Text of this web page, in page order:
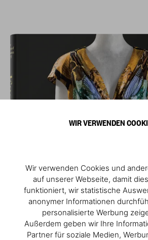
WIR VERWENDEN
Wir verwenden Cookies und
auf unserer Webseite, damit
funktioniert, wir statistische
anonymer Informationen
personalisierte Werbung
Außerdem geben wir Ihre
Partner für soziale Medien,